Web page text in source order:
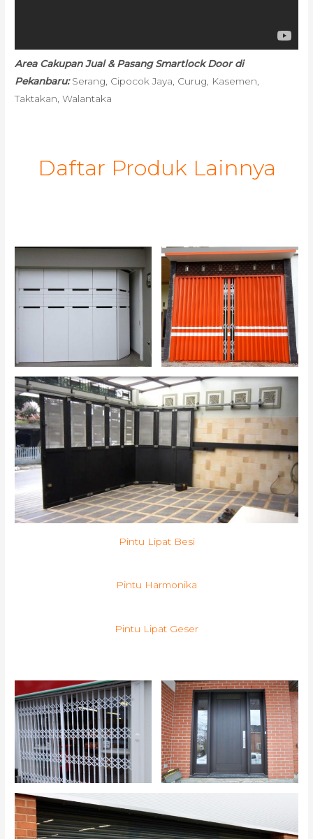
Area Cakupan Jual & Pasang Smartlock Door di
Pekanbaru:Serang, Cipocok Jaya, Curug, Kasemen,
Taktakan, Walantaka
Daftar Produk Lainnya
Pintu Lipat Besi
Pintu Harmonika
Pintu Lipat Geser